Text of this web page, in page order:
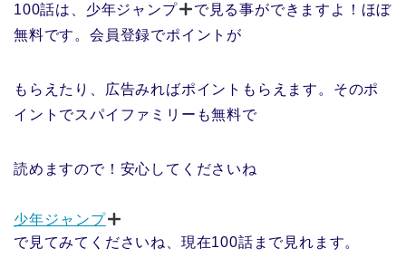
100話は、少年ジャンプ
で見る事ができますよ！ほぼ
無料です。会員登録でポイントが
もらえたり、広告みればポイントもらえます。そのポ
イントでスパイファミリーも無料で
読めますので！安心してくださいね
少年ジャンプ
で見てみてくださいね、現在100話まで見れます。